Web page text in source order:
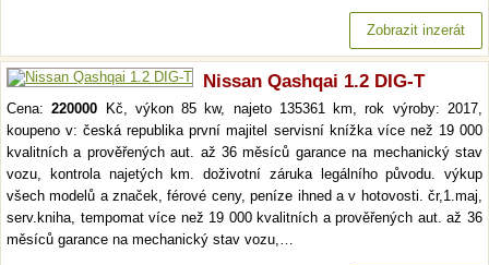
Zobrazit inzerát
Nissan Qashqai 1.2 DIG-T
Cena:220000 Kč, výkon 85 kw, najeto 135361 km, rok výroby: 2017,
koupeno v: česká republika první majitel servisní knížka více než 19 000
kvalitních a prověřených aut. až 36 měsíců garance na mechanický stav
vozu, kontrola najetých km. doživotní záruka legálního původu. výkup
všech modelů a značek, férové ceny, peníze ihned a v hotovosti. čr,1.maj,
serv.kniha, tempomat více než 19 000 kvalitních a prověřených aut. až 36
měsíců garance na mechanický stav vozu,…